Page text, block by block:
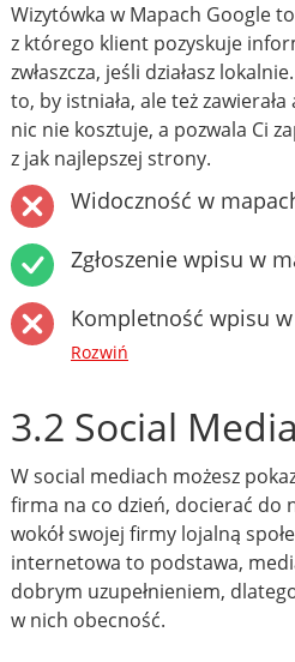
Wizytówka w Mapach Google
z którego klient pozyskuje
zwłaszcza, jeśli działasz
to, by istniała, ale też
nic nie kosztuje, a pozwala Ci
z jak najlepszej strony.
Widoczność w
Zgłoszenie wpisu w
Kompletność wpisu
Rozwiń
3.2 Social Media
W social mediach możesz
firma na co dzień, docierać do
wokół swojej firmy lojalną
internetowa to podstawa,
dobrym uzupełnieniem,
w nich obecność.